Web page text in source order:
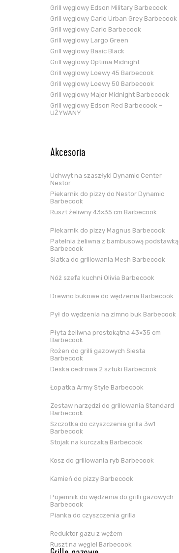
Grill węglowy Edson Military Barbecook
Grill węglowy Carlo Urban Grey Barbecook
Grill węglowy Carlo Barbecook
Grill węglowy Largo Green
Grill węglowy Basic Black
Grill węglowy Optima Midnight
Grill węglowy Loewy 45 Barbecook
Grill węglowy Loewy 50 Barbecook
Grill węglowy Major Midnight Barbecook
Grill węglowy Edson Red Barbecook –
UŻYWANY
Akcesoria
Uchwyt na szaszłyki Dynamic Center
Nestor
Piekarnik do pizzy do Nestor Dynamic
Barbecook
Ruszt żeliwny 43×35 cm Barbecook
Piekarnik do pizzy Magnus Barbecook
Patelnia żeliwna z bambusową podstawką
Barbecook
Siatka do grillowania Mesh Barbecook
Nóż szefa kuchni Olivia Barbecook
Drewno bukowe do wędzenia Barbecook
Pył do wędzenia na zimno buk Barbecook
Płyta żeliwna prostokątna 43×35 cm
Barbecook
Rożen do grilli gazowych Siesta
Barbecook
Deska cedrowa 2 sztuki Barbecook
Łopatka Army Style Barbecook
Zestaw narzędzi do grillowania Standard
Barbecook
Szczotka do czyszczenia grilla 3w1
Barbecook
Stojak na kurczaka Barbecook
Kosz do grillowania ryb Barbecook
Kamień do pizzy Barbecook
Pojemnik do wędzenia do grilli gazowych
Barbecook
Pianka do czyszczenia grilla
Reduktor gazu z wężem
Ruszt na węgiel Barbecook